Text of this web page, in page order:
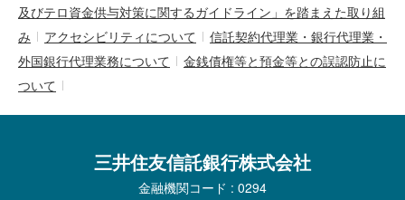
及びテロ資金供与対策に関するガイドライン」を踏まえた取り組
み
アクセシビリティについて
信託契約代理業・銀行代理業・
外国銀行代理業務について
金銭債権等と預金等との誤認防止に
ついて
三井住友信託銀行株式会社
金融機関コード : 0294